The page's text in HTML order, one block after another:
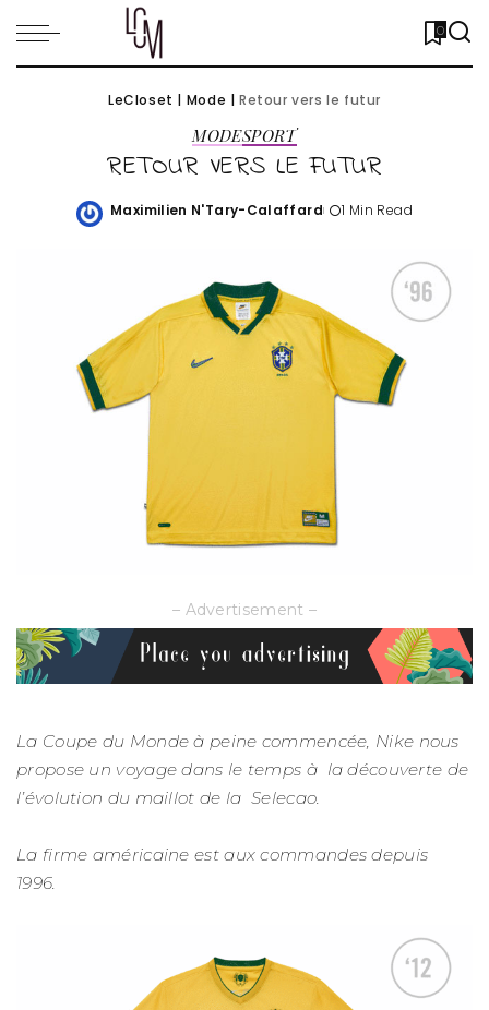
0
LeCloset | Mode | Retour vers le futur
MODESPORT
RETOUR VERS LE FUTUR
Posted
Maximilien N'Tary-Calaffard 1 Min Read
– Advertisement –
La Coupe du Monde à peine commencée, Nike nous
propose un voyage dans le temps à la découverte de
l’évolution du maillot de la Selecao.
La firme américaine est aux commandes depuis
1996.